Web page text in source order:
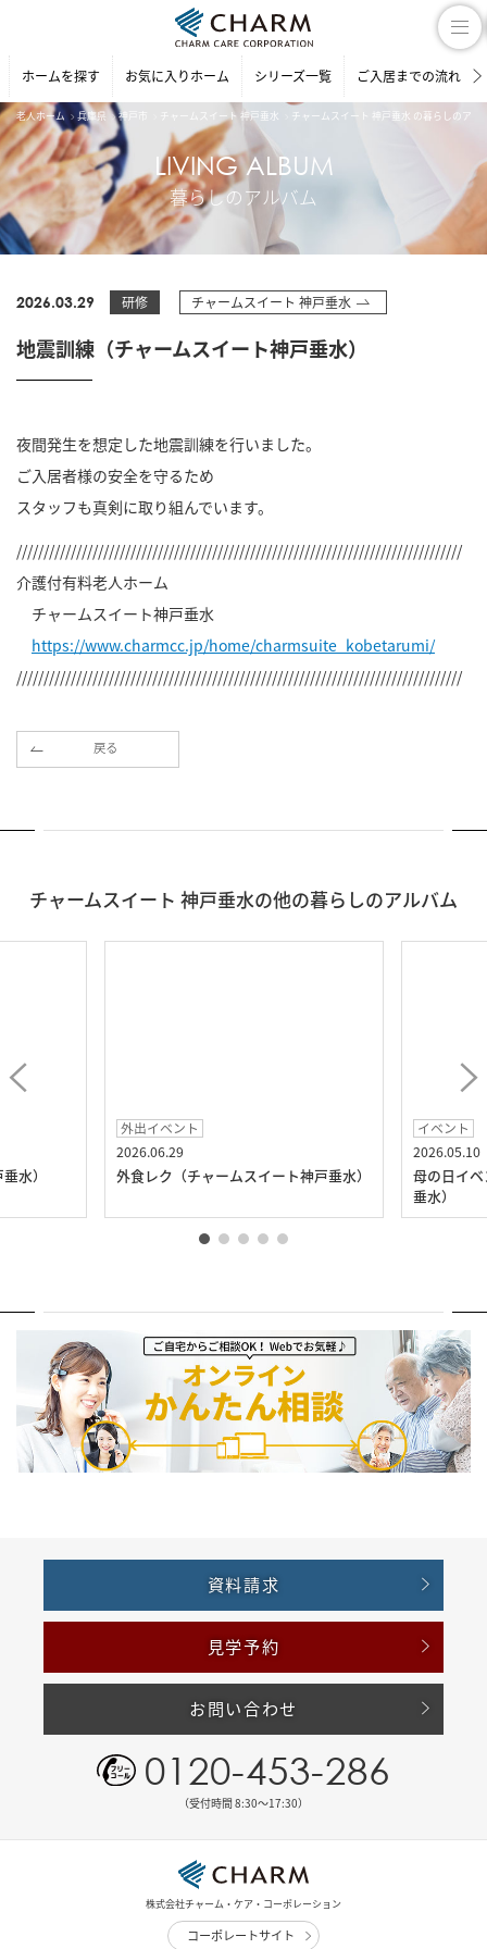
ホームを探す お気に入りホーム シリーズ一覧 ご入居までの流れ
老人ホーム 兵庫県 神戸市 チャームスイート 神戸垂水 チャームスイート 神戸垂水 の暮らしのアル
LIVING ALBUM
暮らしのアルバム
2026.03.29 研修 チャームスイート 神戸垂水
地震訓練（チャームスイート神戸垂水）
夜間発生を想定した地震訓練を行いました。
ご入居者様の安全を守るため
スタッフも真剣に取り組んでいます。
//////////////////////////////////////////////////////////////////////////////////
介護付有料老人ホーム
チャームスイート神戸垂水
https://www.charmcc.jp/home/charmsuite_kobetarumi/
//////////////////////////////////////////////////////////////////////////////////
戻る
チャームスイート 神戸垂水の他の暮らしのアルバム
水）
外出イベント
2026.06.29
外食レク（チャームスイート神戸垂水）
イベント
2026.05.10
母の日イ
垂水）
資料請求
見学予約
お問い合わせ
0120-453-286
（受付時間 8:30〜17:30）
株式会社チャーム・ケア・コーポレーション
コーポレートサイト